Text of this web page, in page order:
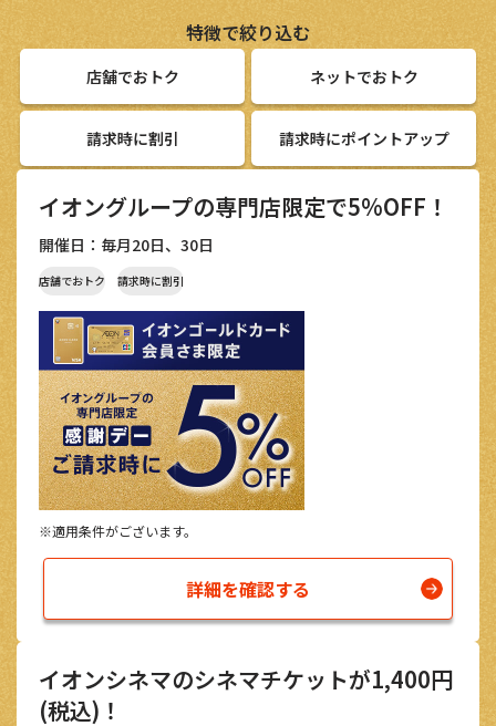
特徴で絞り込む
店舗でおトク ネットでおトク
請求時に割引 請求時にポイントアップ
イオングループの専門店限定で5%OFF！
開催日：毎月20日、30日
店舗でおトク 請求時に割引
※適用条件がございます。
詳細を確認する
イオンシネマのシネマチケットが1,400円
(税込)！